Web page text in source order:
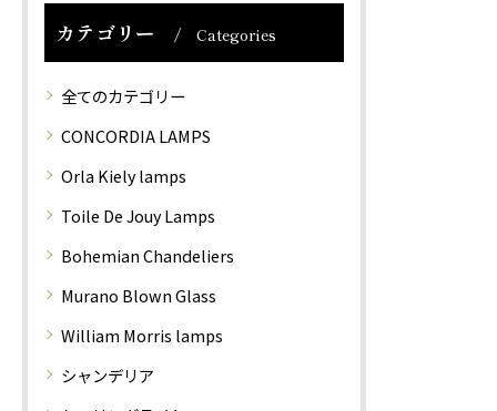
います。 中で…
カテゴリー Categories
全てのカテゴリー
CONCORDIA LAMPS
Orla Kiely lamps
Toile De Jouy Lamps
Bohemian Chandeliers
Murano Blown Glass
William Morris lamps
シャンデリア